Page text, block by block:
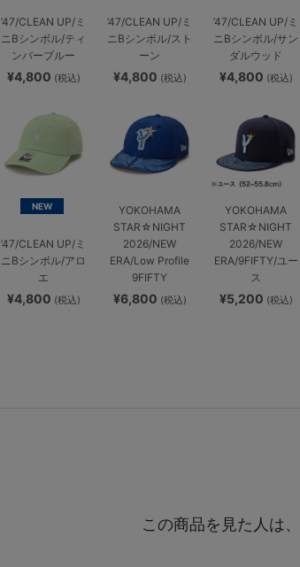
’47/CLEAN UP/ミ
ニBシンボル/ティ
ンバーブルー
¥4,800 (税込)
’47/CLEAN UP/ミ
ニBシンボル/スト
ーン
¥4,800 (税込)
’47/CLEAN UP/ミ
ニBシンボル/サン
ダルウッド
¥4,800 (税込)
NEW
’47/CLEAN UP/ミ
ニBシンボル/アロ
エ
¥4,800 (税込)
YOKOHAMA
STAR☆NIGHT
2026/NEW
ERA/Low Profile
9FIFTY
¥6,800 (税込)
YOKOHAMA
STAR☆NIGHT
2026/NEW
ERA/9FIFTY/ユー
ス
¥5,200 (税込)
この商品を見た人は